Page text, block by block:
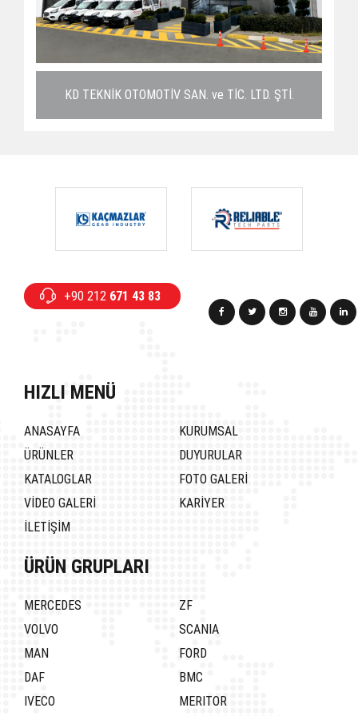
KD TEKNİK OTOMOTİV SAN. ve TİC. LTD. ŞTİ.
+90 212 671 43 83
HIZLI MENÜ
ANASAYFA
KURUMSAL
ÜRÜNLER
DUYURULAR
KATALOGLAR
FOTO GALERİ
VİDEO GALERİ
KARİYER
İLETİŞİM
ÜRÜN GRUPLARI
MERCEDES
ZF
VOLVO
SCANIA
MAN
FORD
DAF
BMC
IVECO
MERITOR